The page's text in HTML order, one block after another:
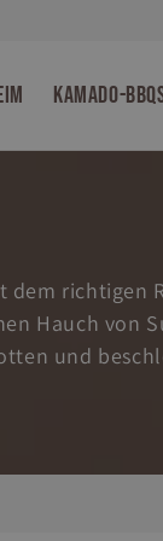
Kamado-
dem richtigen
Hauch von
und